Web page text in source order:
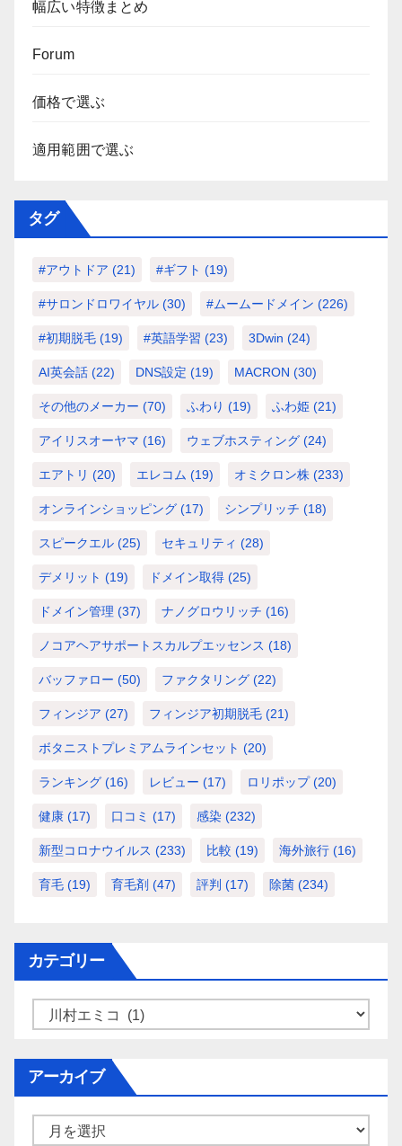
幅広い特徴まとめ
Forum
価格で選ぶ
適用範囲で選ぶ
タグ
#アウトドア (21) #ギフト (19)
#サロンドロワイヤル (30) #ムームードメイン (226)
#初期脱毛 (19) #英語学習 (23) 3Dwin (24)
AI英会話 (22) DNS設定 (19) MACRON (30)
その他のメーカー (70) ふわり (19) ふわ姫 (21)
アイリスオーヤマ (16) ウェブホスティング (24)
エアトリ (20) エレコム (19) オミクロン株 (233)
オンラインショッピング (17) シンプリッチ (18)
スピークエル (25) セキュリティ (28)
デメリット (19) ドメイン取得 (25)
ドメイン管理 (37) ナノグロウリッチ (16)
ノコアヘアサポートスカルプエッセンス (18)
バッファロー (50) ファクタリング (22)
フィンジア (27) フィンジア初期脱毛 (21)
ボタニストプレミアムラインセット (20)
ランキング (16) レビュー (17) ロリポップ(20)
健康 (17) 口コミ (17) 感染 (232)
新型コロナウイルス (233) 比較 (19) 海外旅行 (16)
育毛 (19) 育毛剤 (47) 評判 (17) 除菌 (234)
カテゴリー
ー
アーカイブ